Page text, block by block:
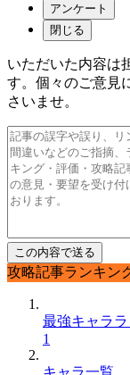
アンケート
閉じる
いただいた内容は
す。個々のご意見
さいませ。
攻略記事ランキン
最強キャラ
1
キャラ一覧